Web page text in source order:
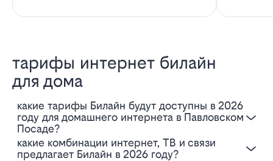
тарифы интернет билайн
для дома
Какие тарифы Билайн будут доступны в 2026
году для домашнего интернета в Павловском
Посаде?
Какие комбинации интернет, ТВ и связи
предлагает Билайн в 2026 году?